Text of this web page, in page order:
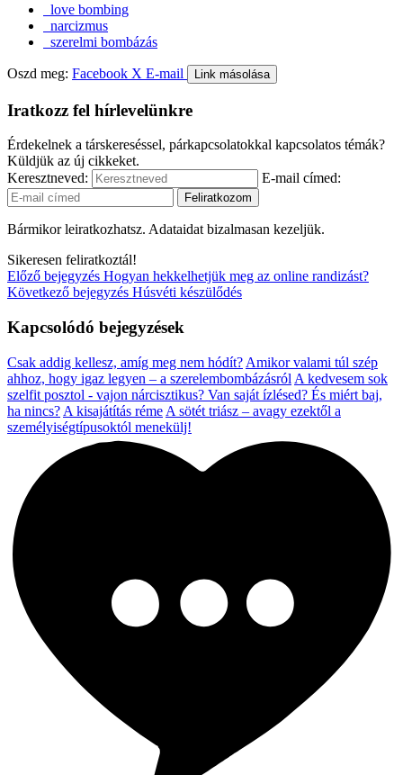
love bombing
narcizmus
szerelmi bombázás
Oszd meg: Facebook X E-mail Link másolása
Iratkozz fel hírlevelünkre
Érdekelnek a társkereséssel, párkapcsolatokkal kapcsolatos témák?
Küldjük az új cikkeket.
Keresztneved:
E-mail címed:
Bármikor leiratkozhatsz. Adataidat bizalmasan kezeljük.
Sikeresen feliratkoztál!
Előző bejegyzés Hogyan hekkelhetjük meg az online randizást?
Következő bejegyzés Húsvéti készülődés
Kapcsolódó bejegyzések
Csak addig kellesz, amíg meg nem hódít? Amikor valami túl szép
ahhoz, hogy igaz legyen – a szerelembombázásról A kedvesem sok
szelfit posztol - vajon nárcisztikus? Van saját ízlésed? És miért baj,
ha nincs? A kisajátítás réme A sötét triász – avagy ezektől a
személyiségtípusoktól menekülj!